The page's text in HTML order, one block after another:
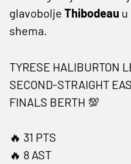
glavobolje Thibodeau u
shema.
TYRESE HALIBURTON
SECOND-STRAIGHT
FINALS BERTH 💯
🔥 31 PTS
🔥 8 AST